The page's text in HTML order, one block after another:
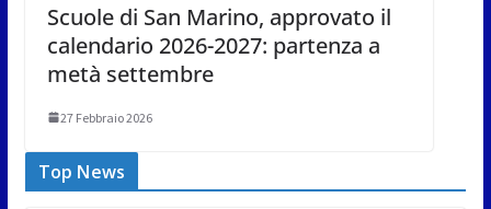
Scuole di San Marino, approvato il
calendario 2026-2027: partenza a
metà settembre
27 Febbraio 2026
Top News